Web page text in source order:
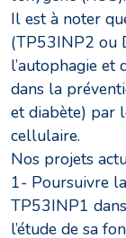
Il est à noter
(TP53INP2 ou
l’autophagie et
dans la
et diabète) par
cellulaire.
Nos projets
1- Poursuivre
TP53INP1
l’étude de sa